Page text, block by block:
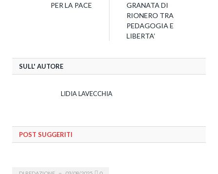
PER LA PACE
GRANATA DI
RIONERO TRA
PEDAGOGIA E
LIBERTA’
SULL' AUTORE
LIDIA LAVECCHIA
POST SUGGERITI